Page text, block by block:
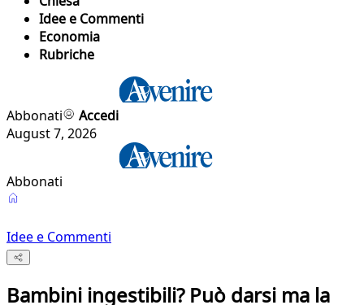
Idee e Commenti
Economia
Rubriche
Abbonati
Accedi
August 7, 2026
Abbonati
Idee e Commenti
Bambini ingestibili? Può darsi ma la